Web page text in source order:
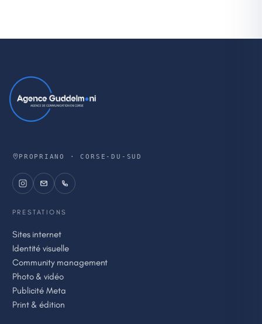
PROPRIANO · CORSE-DU-SUD
PRESTATIONS
Sites internet
Identité visuelle
Community management
Photo & vidéo
Publicité Meta
Print & édition